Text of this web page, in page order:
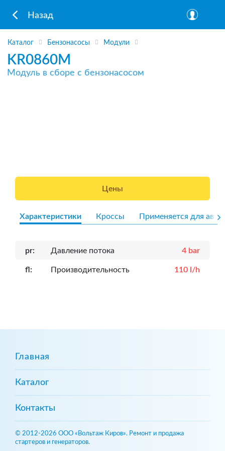
Назад
Каталог Бензонасосы Модули
KR0860M
Модуль в сборе с бензонасосом
Цены
Характеристики Кроссы Применяется для авто
pr: Давление потока 4 bar
fl: Производительность 110 l/h
Главная
Каталог
Контакты
© 2012-2026 ООО «Вольтаж Киров». Ремонт и продажа
стартеров и генераторов.